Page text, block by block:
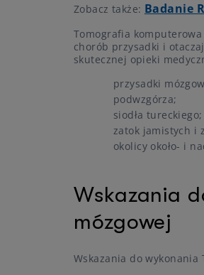
Zobacz także: Badanie
Tomografia
chorób przysadki i
skutecznej opieki
przysadki
podwzgórza;
siodła tureckiego;
zatok jamistych i
okolicy około- i
Wskazania
mózgowej
Wskazania do